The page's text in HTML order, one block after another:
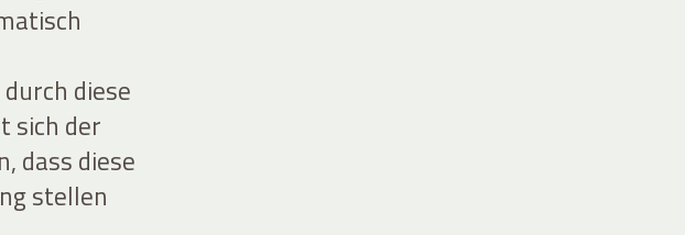
diese
sich der
dass diese
stellen